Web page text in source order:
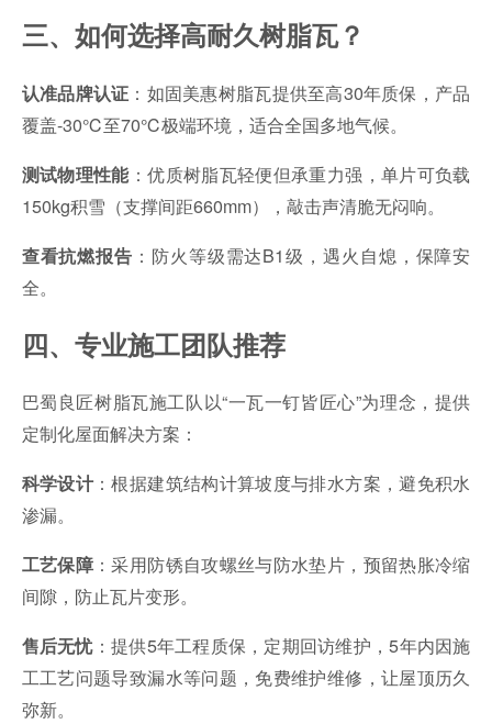
三、如何选择高耐久树脂瓦？
认准品牌认证 ：如固美惠树脂瓦提供至高30年质保，产品
覆盖-30℃至70℃极端环境，适合全国多地气候。
测试物理性能：优质树脂瓦轻便但承重力强，单片可负载
150kg积雪（支撑间距660mm），敲击声清脆无闷响。
查看抗燃报告 ：防火等级需达B1级，遇火自熄，保障安
全。
四、专业施工团队推荐
巴蜀良匠树脂瓦施工队以“一瓦一钉皆匠心”为理念，提供
定制化屋面解决方案：
科学设计：根据建筑结构计算坡度与排水方案，避免积水
渗漏。
工艺保障 ：采用防锈自攻螺丝与防水垫片，预留热胀冷缩
间隙，防止瓦片变形。
售后无忧：提供5年工程质保，定期回访维护，5年内因施
工工艺问题导致漏水等问题，免费维护维修，让屋顶历久
弥新。